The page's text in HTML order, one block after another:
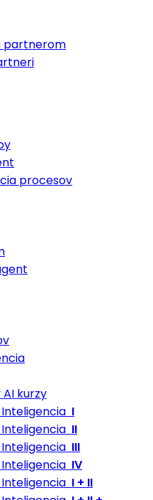
partnerom
procesov
kurzy
I
II
III
IV
I + II